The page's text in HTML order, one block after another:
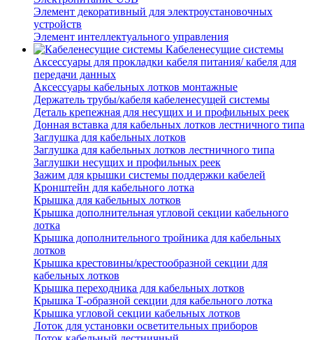
Элемент декоративный для электроустановочных
устройств
Элемент интеллектуального управления
Кабеленесущие системы
Аксессуары для прокладки кабеля питания/ кабеля для
передачи данных
Аксессуары кабельных лотков монтажные
Держатель трубы/кабеля кабеленесущей системы
Деталь крепежная для несущих и и профильных реек
Донная вставка для кабельных лотков лестничного типа
Заглушка для кабельных лотков
Заглушка для кабельных лотков лестничного типа
Заглушки несущих и профильных реек
Зажим для крышки системы поддержки кабелей
Кронштейн для кабельного лотка
Крышка для кабельных лотков
Крышка дополнительная угловой секции кабельного
лотка
Крышка дополнительного тройника для кабельных
лотков
Крышка крестовины/крестообразной секции для
кабельных лотков
Крышка переходника для кабельных лотков
Крышка Т-образной секции для кабельного лотка
Крышка угловой секции кабельных лотков
Лоток для установки осветительных приборов